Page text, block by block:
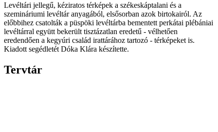
Levéltári jellegű, kéziratos térképek a székeskáptalani és a
szemináriumi levéltár anyagából, elsősorban azok birtokairól. Az
előbbihez csatolták a püspöki levéltárba bementett perkátai plébániai
levéltárral együtt bekerült tisztázatlan eredetű - vélhetően
eredendően a kegyúri család irattárához tartozó - térképeket is.
Kiadott segédletét Dóka Klára készítette.
Tervtár